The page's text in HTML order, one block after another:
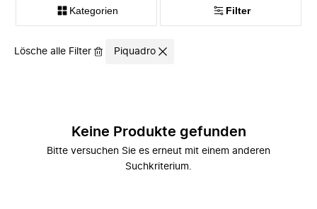
Kategorien Filter
Lösche alle Filter Piquadro
Keine Produkte gefunden
Bitte versuchen Sie es erneut mit einem anderen
Suchkriterium.